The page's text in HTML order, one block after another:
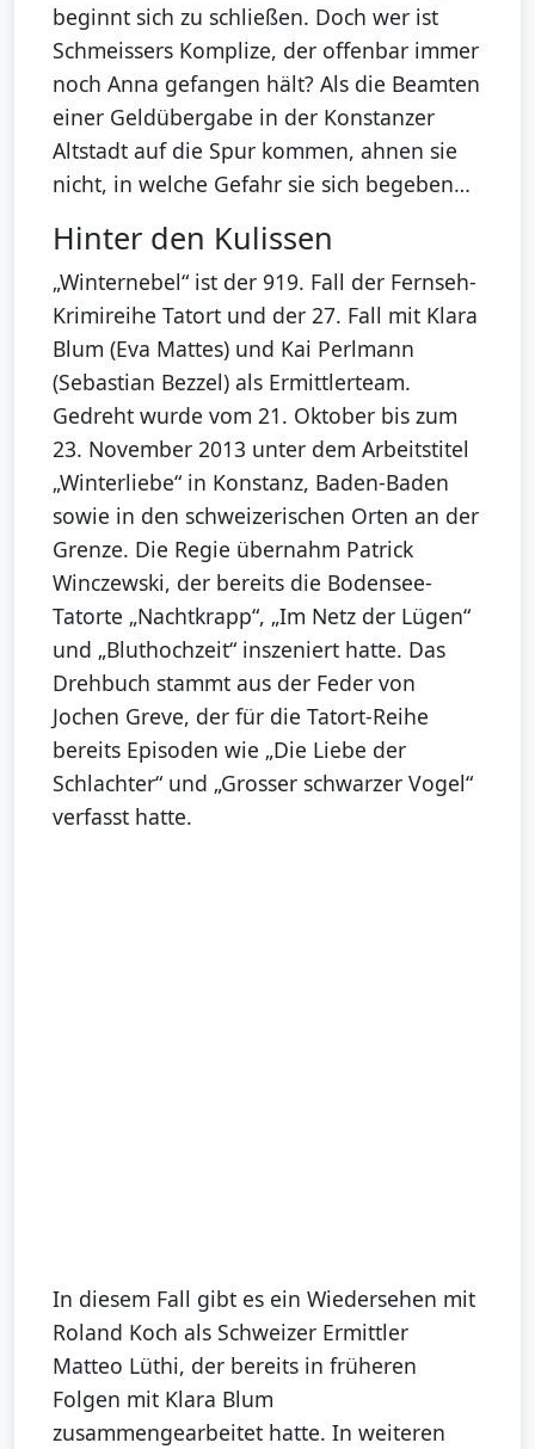
beginnt sich zu schließen. Doch wer ist
Schmeissers Komplize, der offenbar immer
noch Anna gefangen hält? Als die Beamten
einer Geldübergabe in der Konstanzer
Altstadt auf die Spur kommen, ahnen sie
nicht, in welche Gefahr sie sich begeben…
Hinter den Kulissen
„Winternebel“ ist der 919. Fall der Fernseh-
Krimireihe Tatort und der 27. Fall mit Klara
Blum (Eva Mattes) und Kai Perlmann
(Sebastian Bezzel) als Ermittlerteam.
Gedreht wurde vom 21. Oktober bis zum
23. November 2013 unter dem Arbeitstitel
„Winterliebe“ in Konstanz, Baden-Baden
sowie in den schweizerischen Orten an der
Grenze. Die Regie übernahm Patrick
Winczewski, der bereits die Bodensee-
Tatorte „Nachtkrapp“, „Im Netz der Lügen“
und „Bluthochzeit“ inszeniert hatte. Das
Drehbuch stammt aus der Feder von
Jochen Greve, der für die Tatort-Reihe
bereits Episoden wie „Die Liebe der
Schlachter“ und „Grosser schwarzer Vogel“
verfasst hatte.
In diesem Fall gibt es ein Wiedersehen mit
Roland Koch als Schweizer Ermittler
Matteo Lüthi, der bereits in früheren
Folgen mit Klara Blum
zusammengearbeitet hatte. In weiteren